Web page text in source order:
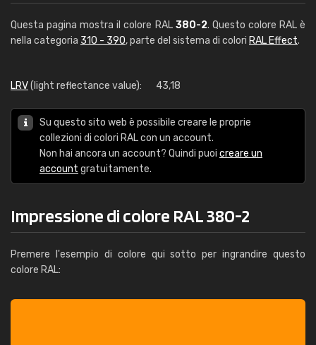
Questa pagina mostra il colore RAL 380-2. Questo colore RAL è
nella categoria 310 - 390, parte del sistema di colori RAL Effect.
LRV(light reflectance value): 43,18
Su questo sito web è possibile creare le proprie
collezioni di colori RAL con un account.
Non hai ancora un account? Quindi puoi creare un
account gratuitamente.
Impressione di colore RAL 380-2
Premere l'esempio di colore qui sotto per ingrandire questo
colore RAL: